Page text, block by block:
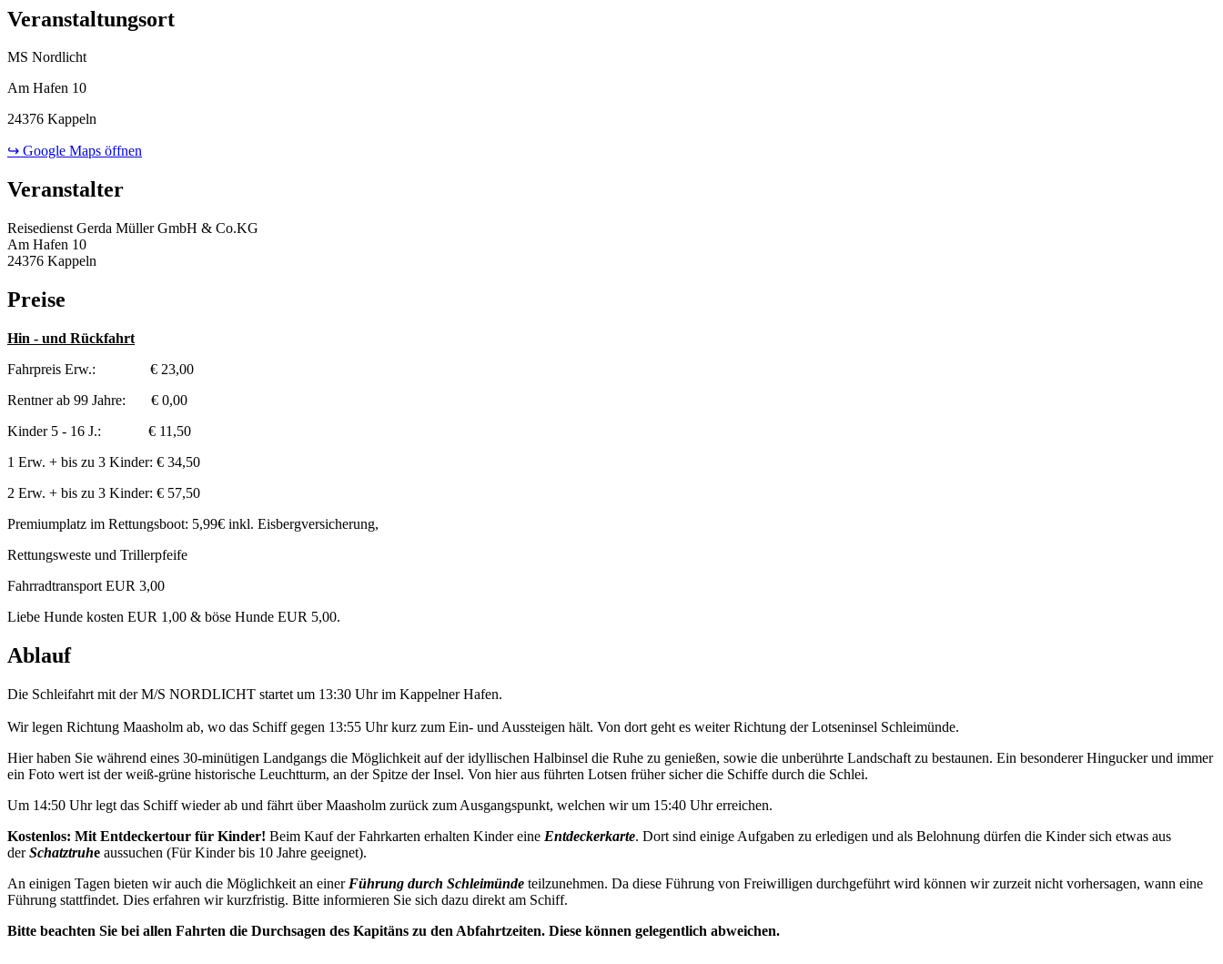
Veranstaltungsort
MS Nordlicht
Am Hafen 10
24376 Kappeln
↪ Google Maps öffnen
Veranstalter
Reisedienst Gerda Müller GmbH & Co.KG
Am Hafen 10
24376 Kappeln
Preise
Hin - und Rückfahrt
Fahrpreis Erw.: € 23,00
Rentner ab 99 Jahre: € 0,00
Kinder 5 - 16 J.: € 11,50
1 Erw. + bis zu 3 Kinder: € 34,50
2 Erw. + bis zu 3 Kinder: € 57,50
Premiumplatz im Rettungsboot: 5,99€ inkl. Eisbergversicherung,
Rettungsweste und Trillerpfeife
Fahrradtransport EUR 3,00
Liebe Hunde kosten EUR 1,00 & böse Hunde EUR 5,00.
Ablauf
Die Schleifahrt mit der M/S NORDLICHT startet um 13:30 Uhr im Kappelner Hafen.
Wir legen Richtung Maasholm ab, wo das Schiff gegen 13:55 Uhr kurz zum Ein- und Aussteigen hält. Von dort geht es weiter Richtung der Lotseninsel Schleimünde.
Hier haben Sie während eines 30-minütigen Landgangs die Möglichkeit auf der idyllischen Halbinsel die Ruhe zu genießen, sowie die unberührte Landschaft zu bestaunen. Ein besonderer Hingucker und immer
ein Foto wert ist der weiß-grüne historische Leuchtturm, an der Spitze der Insel. Von hier aus führten Lotsen früher sicher die Schiffe durch die Schlei.
Um 14:50 Uhr legt das Schiff wieder ab und fährt über Maasholm zurück zum Ausgangspunkt, welchen wir um 15:40 Uhr erreichen.
Kostenlos: Mit Entdeckertour für Kinder! Beim Kauf der Fahrkarten erhalten Kinder eine Entdeckerkarte. Dort sind einige Aufgaben zu erledigen und als Belohnung dürfen die Kinder sich etwas aus
der Schatztruhe aussuchen (Für Kinder bis 10 Jahre geeignet).
An einigen Tagen bieten wir auch die Möglichkeit an einer Führung durch Schleimünde teilzunehmen. Da diese Führung von Freiwilligen durchgeführt wird können wir zurzeit nicht vorhersagen, wann eine
Führung stattfindet. Dies erfahren wir kurzfristig. Bitte informieren Sie sich dazu direkt am Schiff.
Bitte beachten Sie bei allen Fahrten die Durchsagen des Kapitäns zu den Abfahrtzeiten. Diese können gelegentlich abweichen.